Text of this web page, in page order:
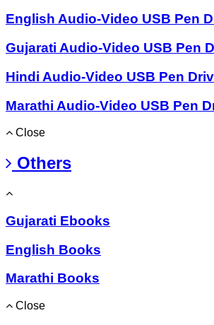
English Audio-Video USB Pen
Gujarati Audio-Video USB Pen
Hindi Audio-Video USB Pen
Marathi Audio-Video USB Pen
Close
Others
Gujarati Ebooks
English Books
Marathi Books
Close